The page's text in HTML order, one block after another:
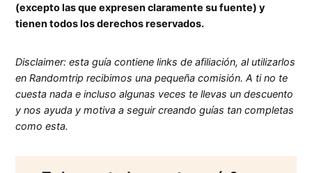
(excepto las que expresen claramente su fuente) y
tienen todos los derechos reservados.
Disclaimer: esta guía contiene links de afiliación, al utilizarlos
en Randomtrip recibimos una pequeña comisión. A ti no te
cuesta nada e incluso algunas veces te llevas un descuento
y nos ayuda y motiva a seguir creando guías tan completas
como esta.